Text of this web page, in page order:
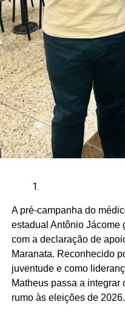
A pré-campanha do
estadual Antônio Jácome
com a declaração de
Maranata. Reconhecido
juventude e como
Matheus passa a
rumo às eleições de 2026.